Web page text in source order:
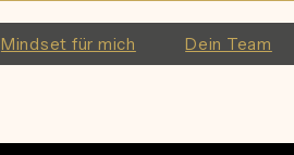
Mindset für mich Dein Team